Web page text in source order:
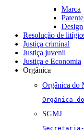
Marca
Patente
Design
Resolução de
Justiça criminal
Justiça juvenil
Justiça e Economia
Orgânica
Orgânica do
Orgânica
SGMJ